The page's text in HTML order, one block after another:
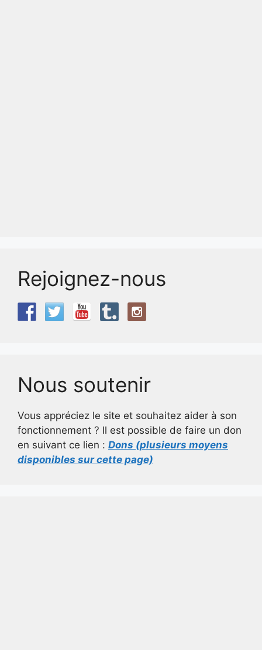
Rejoignez-nous
Nous soutenir
Vous appréciez le site et souhaitez aider à son
fonctionnement ? Il est possible de faire un don
en suivant ce lien : Dons (plusieurs moyens
disponibles sur cette page)